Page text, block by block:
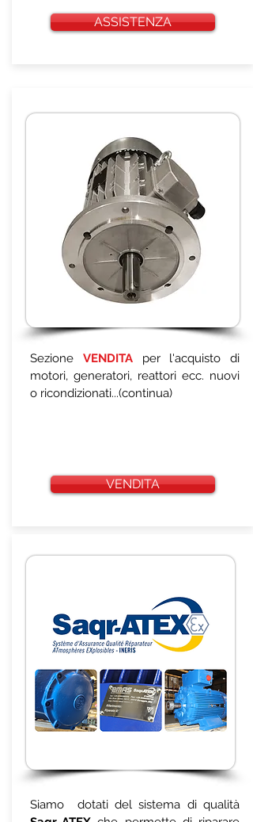
ASSISTENZA
Sezione VENDITAper l'acquisto di
motori, generatori, reattori ecc. nuovi
o ricondizionati...(continua)
VENDITA
Siamo dotati del sistema di qualità